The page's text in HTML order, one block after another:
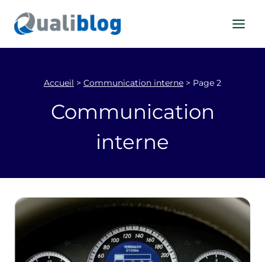
contenu
Accueil > Communication interne > Page 2
Communication
interne